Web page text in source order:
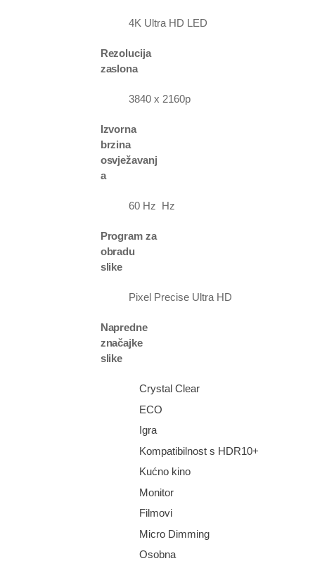
4K Ultra HD LED
Rezolucija
zaslona
3840 x 2160p
Izvorna
brzina
osvježavanj
a
60 Hz Hz
Program za
obradu
slike
Pixel Precise Ultra HD
Napredne
značajke
slike
Crystal Clear
ECO
Igra
Kompatibilnost s HDR10+
Kućno kino
Monitor
Filmovi
Micro Dimming
Osobna